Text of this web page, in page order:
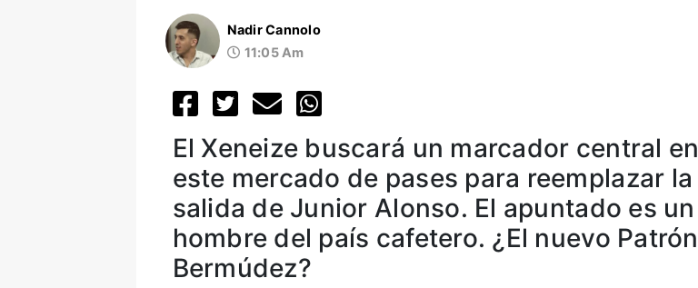
Nadir Cannolo
11:05 Am
El Xeneize buscará un marcador central en
este mercado de pases para reemplazar la
salida de Junior Alonso. El apuntado es un
hombre del país cafetero. ¿El nuevo Patrón
Bermúdez?